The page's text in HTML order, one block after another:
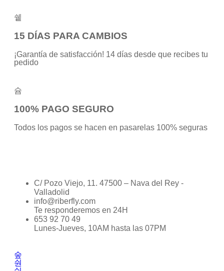
15 DÍAS PARA CAMBIOS
¡Garantía de satisfacción! 14 días desde que recibes tu
pedido
100% PAGO SEGURO
Todos los pagos se hacen en pasarelas 100% seguras
C/ Pozo Viejo, 11. 47500 – Nava del Rey -
Valladolid
info@riberfly.com
Te responderemos en 24H
653 92 70 49
Lunes-Jueves, 10AM hasta las 07PM